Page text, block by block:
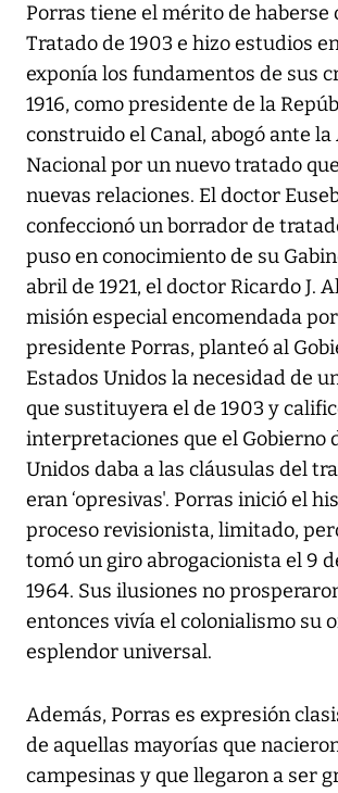
Porras tiene el mérito de haberse
Tratado de 1903 e hizo estudios
exponía los fundamentos de sus
1916, como presidente de la
construido el Canal, abogó ante la
Nacional por un nuevo tratado
nuevas relaciones. El doctor
confeccionó un borrador de
puso en conocimiento de su
abril de 1921, el doctor Ricardo J.
misión especial encomendada
presidente Porras, planteó al
Estados Unidos la necesidad de
que sustituyera el de 1903 y
interpretaciones que el Gobierno
Unidos daba a las cláusulas del
eran ‘opresivas'. Porras inició el
proceso revisionista, limitado,
tomó un giro abrogacionista el 9
1964. Sus ilusiones no
entonces vivía el colonialismo su
esplendor universal.
Además, Porras es expresión
de aquellas mayorías que
campesinas y que llegaron a ser